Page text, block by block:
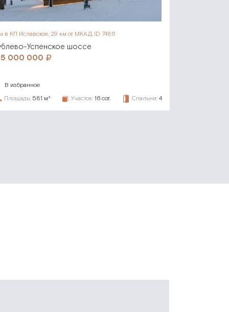
в КП Иславское, 29 км от МКАД, ID 7486
Успенское шоссе
000 000
В избранное
Площадь: 581 м² Участок: 16 сот. Спальни: 4